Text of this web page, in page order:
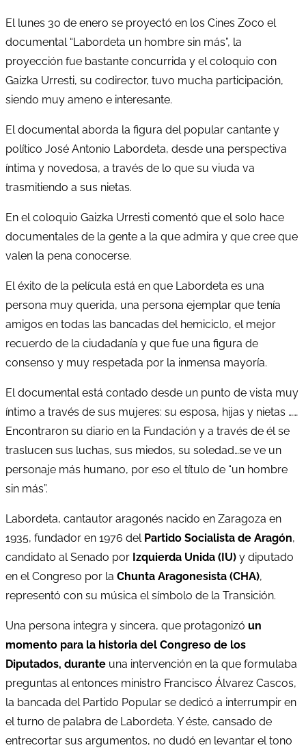
El lunes 30 de enero se proyectó en los Cines Zoco el
documental “Labordeta un hombre sin más”, la
proyección fue bastante concurrida y el coloquio con
Gaizka Urresti, su codirector, tuvo mucha participación,
siendo muy ameno e interesante.
El documental aborda la figura del popular cantante y
político José Antonio Labordeta, desde una perspectiva
íntima y novedosa, a través de lo que su viuda va
trasmitiendo a sus nietas.
En el coloquio Gaizka Urresti comentó que el solo hace
documentales de la gente a la que admira y que cree que
valen la pena conocerse.
El éxito de la película está en que Labordeta es una
persona muy querida, una persona ejemplar que tenía
amigos en todas las bancadas del hemiciclo, el mejor
recuerdo de la ciudadanía y que fue una figura de
consenso y muy respetada por la inmensa mayoría.
El documental está contado desde un punto de vista muy
íntimo a través de sus mujeres: su esposa, hijas y nietas ……
Encontraron su diario en la Fundación y a través de él se
traslucen sus luchas, sus miedos, su soledad…se ve un
personaje más humano, por eso el título de “un hombre
sin más”.
Labordeta, cantautor aragonés nacido en Zaragoza en
1935, fundador en 1976 del Partido Socialista de Aragón,
candidato al Senado por Izquierda Unida (IU) y diputado
en el Congreso por la Chunta Aragonesista (CHA),
representó con su música el símbolo de la Transición.
Una persona integra y sincera, que protagonizó un
momento para la historia del Congreso de los
Diputados, durante una intervención en la que formulaba
preguntas al entonces ministro Francisco Álvarez Cascos,
la bancada del Partido Popular se dedicó a interrumpir en
el turno de palabra de Labordeta. Y éste, cansado de
entrecortar sus argumentos, no dudó en levantar el tono